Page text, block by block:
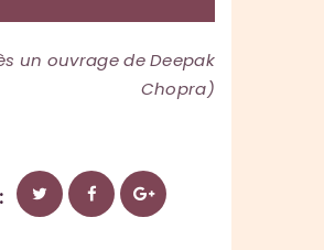
un ouvrage de Deepak
Chopra)